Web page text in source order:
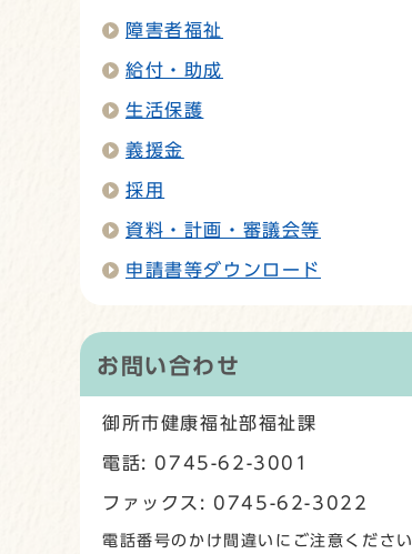
障害者福祉
給付・助成
生活保護
義援金
採用
資料・計画・審議会等
申請書等ダウンロード
お問い合わせ
御所市健康福祉部福祉課
電話: 0745-62-3001
ファックス: 0745-62-3022
電話番号のかけ間違いにご注意ください